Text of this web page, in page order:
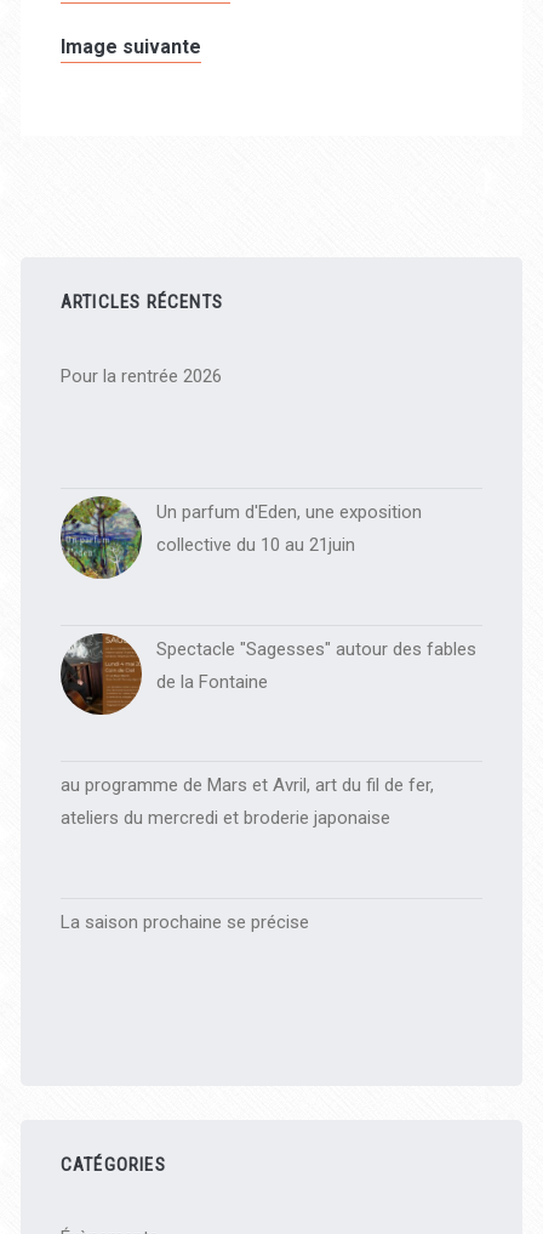
Image suivante
latérale
principale
ARTICLES RÉCENTS
Pour la rentrée 2026
Un parfum d'Eden, une exposition
collective du 10 au 21juin
Spectacle "Sagesses" autour des fables
de la Fontaine
au programme de Mars et Avril, art du fil de fer,
ateliers du mercredi et broderie japonaise
La saison prochaine se précise
CATÉGORIES